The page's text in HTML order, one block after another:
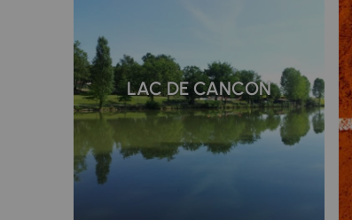
LAC DE CANCON